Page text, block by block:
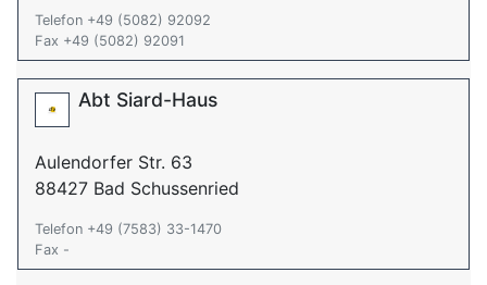
Telefon +49 (5082) 92092
Fax +49 (5082) 92091
Abt Siard-Haus
Aulendorfer Str. 63
88427 Bad Schussenried
Telefon +49 (7583) 33-1470
Fax -